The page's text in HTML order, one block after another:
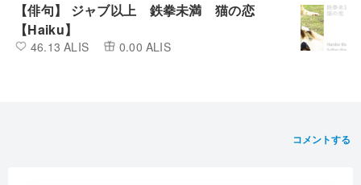
【俳句】 ジャブ以上 鉄拳未満 猫の恋
【Haiku】
46.13 ALIS 0.00 ALIS
コメントする